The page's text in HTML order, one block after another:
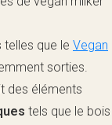
que le Vegan
sorties.
des éléments
tels que le bois